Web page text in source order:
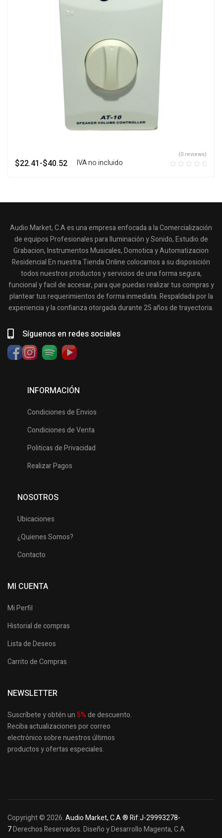
$22.41-$40.52 ‎ ‎ ‎ IVA no incluido
(0 reviews)
Audio Market, C.A es una empresa enfocada a la Comercialización
de equipos Profesionales para Iluminación y Sonido, Estudio de
Grabacion, Instrumentos Musicales, Domotica y Automatizacion
Residencial En nuestra Tienda Online colocamos a su disposición
todos nuestros productos y servicios de una forma segura,
funcional y facil de accesar, para que puedas realizar tus compras y
plantear tus requerimientos de forma inmediata. Respaldada por la
experiencia y la confianza otorgada durante 25 años de trayectoria.
Síguenos en redes sociales
INFORMACIÓN
Condiciones de Envios
Condiciones de Venta
Politicas de Privacidad
Realizar Pagos
NOSOTROS
Ubicaciones
¿Quienes Somos?
Contacto
MI CUENTA
Mi Perfil
Historial de compras
Lista de Deseos
Carrito de Compras
NEWSLETTER
Suscríbete y obtén un 5%de descuento.
Reciba actualizaciones por correo
electrónico sobre nuestros últimos
productosy ofertas especiales.
Copyright © 2026.Audio Market, C.A ® Rif:J-29993278-
7Derechos Reservados. Diseño y Desarrollo Magenta, C.A